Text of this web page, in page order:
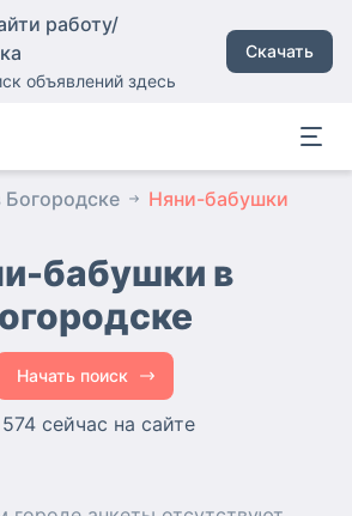
работу/
объявлений здесь
Скачать
Богородске Няни-бабушки
бабушки в
Начать поиск
574 сейчас на сайте